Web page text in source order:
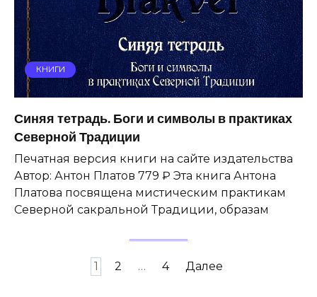
КНИГИ
Синяя тетрадь. Боги и символы в практиках
Северной Традиции
Печатная версия книги на сайте издательства
Автор: Антон Платов 779 ₽ Эта книга Антона
Платова посвящена мистическим практикам
Северной сакральной Традиции, образам
1 2 … 4 Далее